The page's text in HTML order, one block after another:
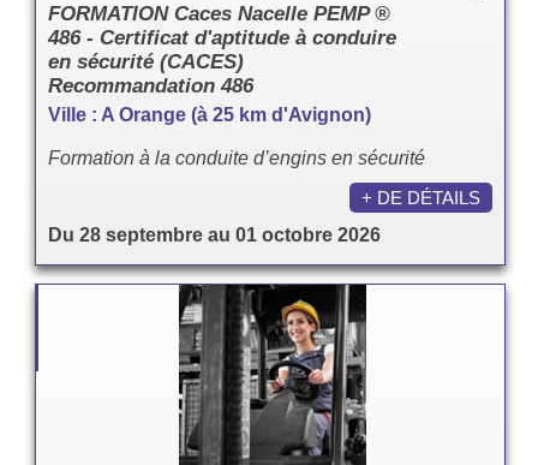
FORMATION Caces Nacelle PEMP ®
486 - Certificat d'aptitude à conduire
en sécurité (CACES)
Recommandation 486
Ville : A Orange (à 25 km d'Avignon)
Formation à la conduite d’engins en sécurité
Du 28 septembre au 01 octobre 2026
+ DE DÉTAILS